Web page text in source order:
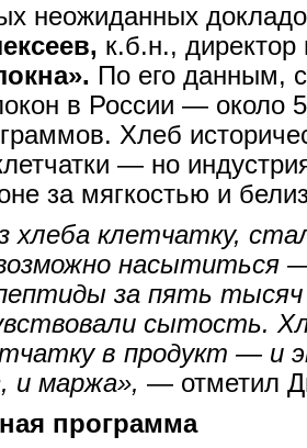
неожиданных
к.б.н., директор
По его данным,
в России — около
Хлеб
— но
за мягкостью и
хлеба клетчатку,
насытиться
за пять
сытость.
в продукт — и
и маржа», — отметил
программа